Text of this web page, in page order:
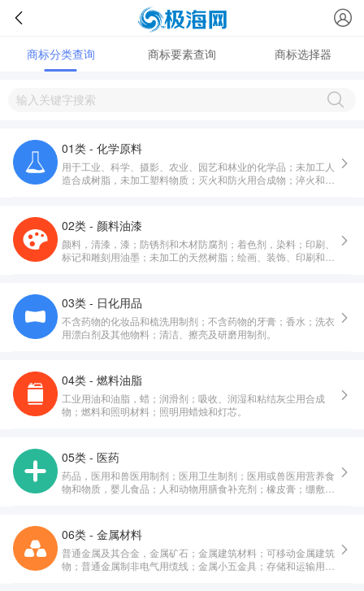
商标分类查询 商标要素查询 商标选择器
01类 - 化学原料
用于工业、科学、摄影、农业、园艺和林业的化学品；未加工人
造合成树脂，未加工塑料物质；灭火和防火用合成物；淬火和焊
02类 - 颜料油漆
颜料，清漆，漆；防锈剂和木材防腐剂；着色剂，染料；印刷、
标记和雕刻用油墨；未加工的天然树脂；绘画、装饰、印刷和艺
03类 - 日化用品
不含药物的化妆品和梳洗用制剂；不含药物的牙膏；香水；洗衣
用漂白剂及其他物料；清洁、擦亮及研磨用制剂。
04类 - 燃料油脂
工业用油和油脂，蜡；润滑剂；吸收、润湿和粘结灰尘用合成
物；燃料和照明材料；照明用蜡烛和灯芯。
05类 - 医药
药品，医用和兽医用制剂；医用卫生制剂；医用或兽医用营养食
物和物质，婴儿食品；人和动物用膳食补充剂；橡皮膏；绷敷材
06类 - 金属材料
普通金属及其合金，金属矿石；金属建筑材料；可移动金属建筑
物；普通金属制非电气用缆线；金属小五金具；存储和运输用金